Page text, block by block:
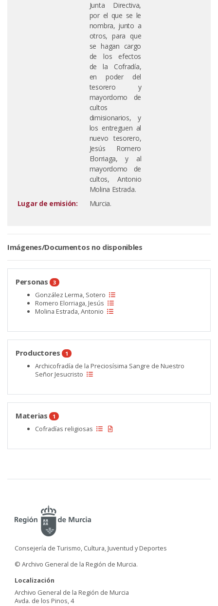
Junta Directiva,
por el que se le
nombra, junto a
otros, para que
se hagan cargo
de los efectos
de la Cofradía,
en poder del
tesorero y
mayordomo de
cultos
dimisionarios, y
los entreguen al
nuevo tesorero,
Jesús Romero
Elorriaga, y al
mayordomo de
cultos, Antonio
Molina Estrada.
Lugar de emisión:
Murcia.
Imágenes/Documentos no disponibles
Personas 3
González Lerma, Sotero
Romero Elorriaga, Jesús
Molina Estrada, Antonio
Productores 1
Archicofradía de la Preciosísima Sangre de Nuestro
Señor Jesucristo
Materias 1
Cofradías religiosas
Consejería de Turismo, Cultura, Juventud y Deportes
© Archivo General de la Región de Murcia.
Localización
Archivo General de la Región de Murcia
Avda. de los Pinos, 4